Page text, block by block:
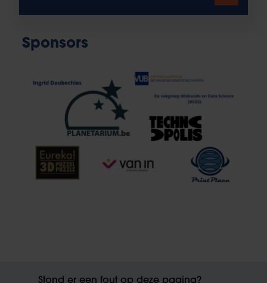
Sponsors
Stond er een fout op deze pagina?